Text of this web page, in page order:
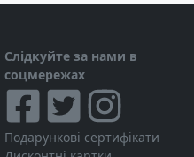
Слідкуйте за нами в
соцмережах
Подарункові сертифікати